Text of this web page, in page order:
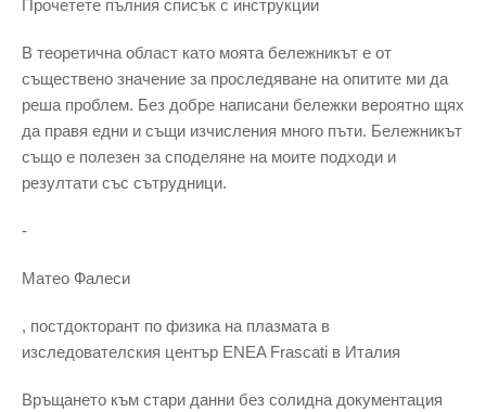
Прочетете пълния списък с инструкции
В теоретична област като моята бележникът е от
съществено значение за проследяване на опитите ми да
реша проблем. Без добре написани бележки вероятно щях
да правя едни и същи изчисления много пъти. Бележникът
също е полезен за споделяне на моите подходи и
резултати със сътрудници.
-
Матео Фалеси
, постдокторант по физика на плазмата в
изследователския център ENEA Frascati в Италия
Връщането към стари данни без солидна документация